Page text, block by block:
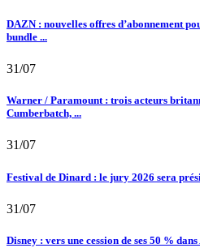
DAZN : nouvelles offres d’abonnement
bundle ...
31/07
Warner / Paramount : trois acteurs
Cumberbatch, ...
31/07
Festival de Dinard : le jury 2026 sera
31/07
Disney : vers une cession de ses 50 %